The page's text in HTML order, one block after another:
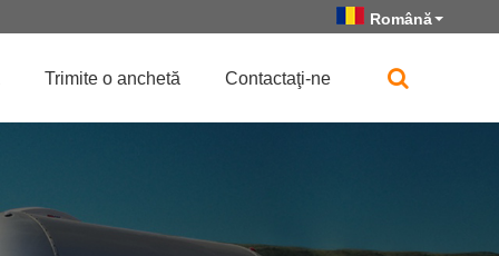
Română
Trimite o anchetă Contactaţi-ne